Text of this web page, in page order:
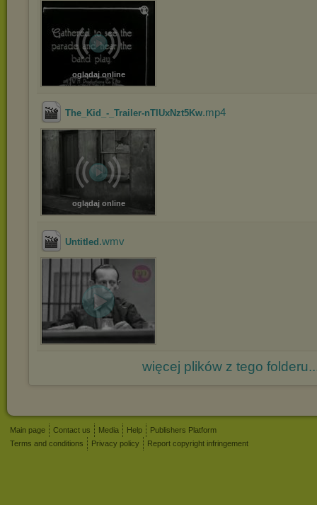
oglądaj online
The_Kid_-_Trailer-nTlUxNzt5Kw.mp4
oglądaj online
Untitled .wmv
więcej plików z tego
Main page Contact us Media Help
Publishers Platform
Terms and conditions
Privacy policy Report copyright infringement